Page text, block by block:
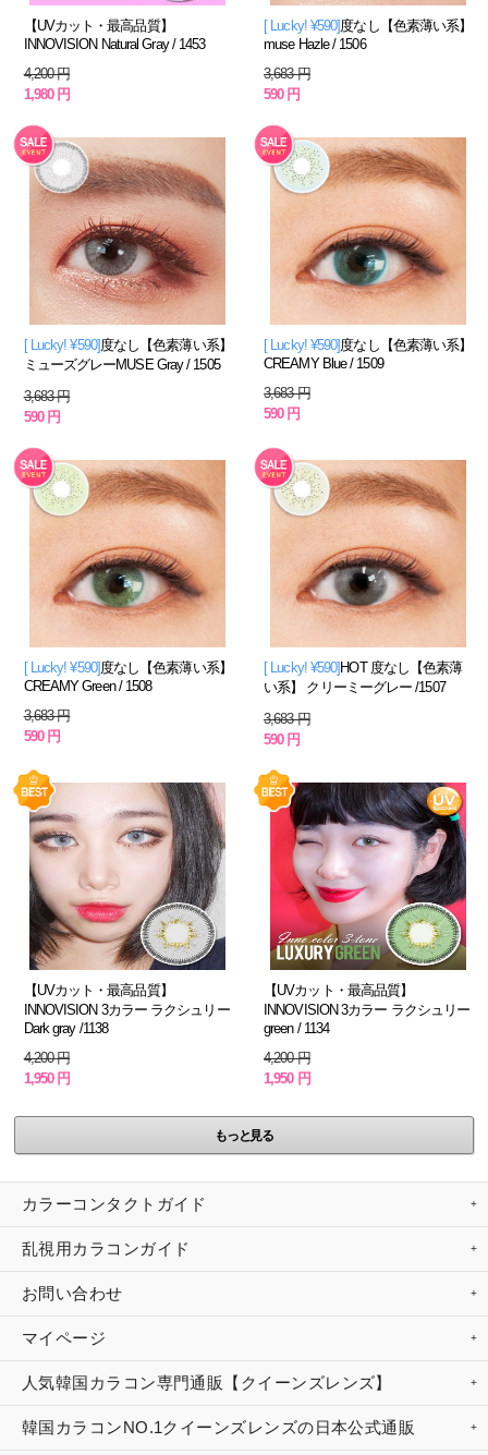
【UVカット・最高品質】
INNOVISION Natural Gray / 1453
4,200 円
1,980 円
[ Lucky! ¥590]度なし【色素薄い系】
muse Hazle / 1506
3,683 円
590 円
[ Lucky! ¥590]度なし【色素薄い系】
ミューズグレーMUSE Gray / 1505
3,683 円
590 円
[ Lucky! ¥590]度なし【色素薄い系】
CREAMY Blue / 1509
3,683 円
590 円
[ Lucky! ¥590]度なし【色素薄い系】
CREAMY Green / 1508
3,683 円
590 円
[ Lucky! ¥590] HOT 度なし【色素薄
い系】 クリーミーグレー /1507
3,683 円
590 円
【UVカット・最高品質】
INNOVISION 3カラー ラクシュリー
Dark gray /1138
4,200 円
1,950 円
【UVカット・最高品質】
INNOVISION 3カラー ラクシュリー
green / 1134
4,200 円
1,950 円
もっと見る
カラーコンタクトガイド
乱視用カラコンガイド
お問い合わせ
マイページ
人気韓国カラコン専門通販【クイーンズレンズ】
韓国カラコンNO.1クイーンズレンズの日本公式通販